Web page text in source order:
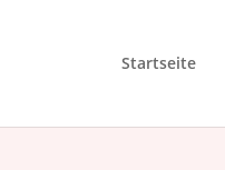
Startseite